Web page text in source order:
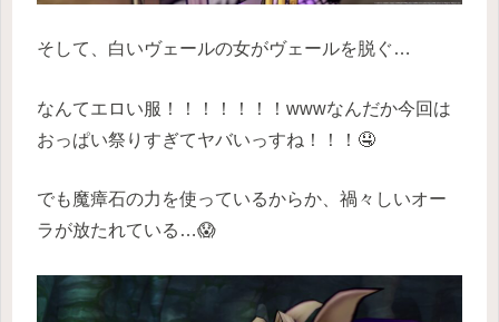
そして、白いヴェールの女がヴェールを脱ぐ…
なんてエロい服！！！！！！！wwwなんだか今回は
おっぱい祭りすぎてヤバいっすね！！！🤤
でも魔瘴石の力を使っているからか、禍々しいオー
ラが放たれている…😱